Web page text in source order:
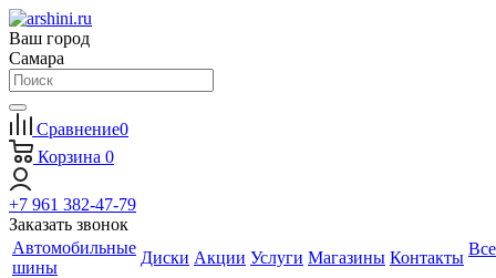
Ваш город
Самара
Сравнение0
Корзина 0
+7 961 382-47-79
Заказать звонок
Автомобильные
шины
Диски Акции Услуги Магазины Контакты Все